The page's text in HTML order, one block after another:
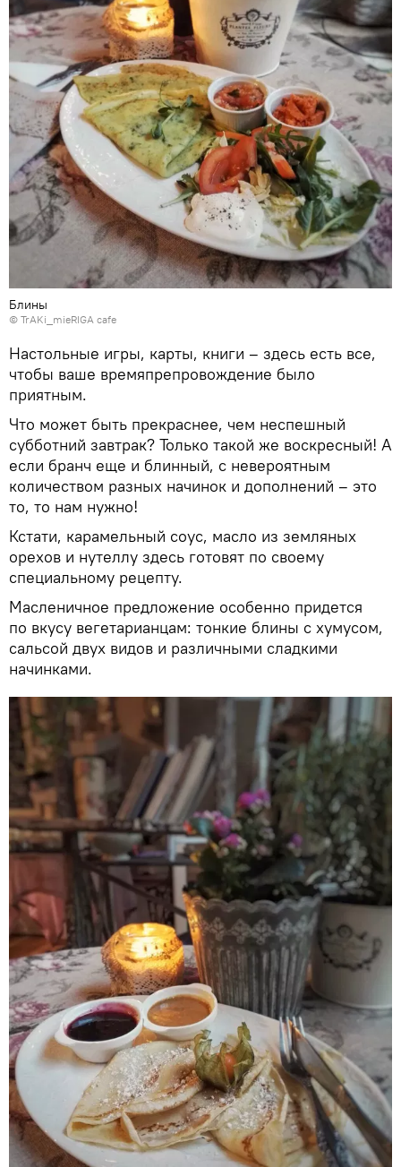
Блины
© TrAKi_mieRIGA cafe
Настольные игры, карты, книги – здесь есть все,
чтобы ваше времяпрепровождение было
приятным.
Что может быть прекраснее, чем неспешный
субботний завтрак? Только такой же воскресный! А
если бранч еще и блинный, с невероятным
количеством разных начинок и дополнений – это
то, то нам нужно!
Кстати, карамельный соус, масло из земляных
орехов и нутеллу здесь готовят по своему
специальному рецепту.
Масленичное предложение особенно придется
по вкусу вегетарианцам: тонкие блины с хумусом,
сальсой двух видов и различными сладкими
начинками.